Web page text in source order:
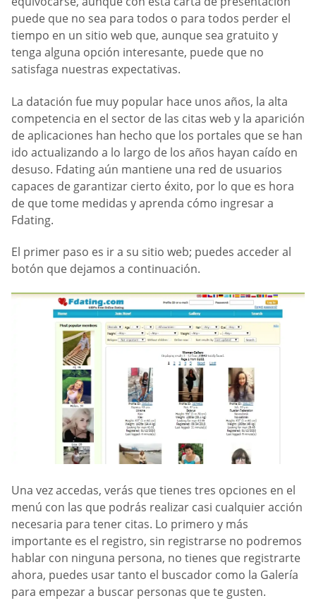
puede que no sea para todos o para todos perder el
tiempo en un sitio web que, aunque sea gratuito y
tenga alguna opción interesante, puede que no
satisfaga nuestras expectativas.
La datación fue muy popular hace unos años, la alta
competencia en el sector de las citas web y la aparición
de aplicaciones han hecho que los portales que se han
ido actualizando a lo largo de los años hayan caído en
desuso. Fdating aún mantiene una red de usuarios
capaces de garantizar cierto éxito, por lo que es hora
de que tome medidas y aprenda cómo ingresar a
Fdating.
El primer paso es ir a su sitio web; puedes acceder al
botón que dejamos a continuación.
Una vez accedas, verás que tienes tres opciones en el
menú con las que podrás realizar casi cualquier acción
necesaria para tener citas. Lo primero y más
importante es el registro, sin registrarse no podremos
hablar con ninguna persona, no tienes que registrarte
ahora, puedes usar tanto el buscador como la Galería
para empezar a buscar personas que te gusten.